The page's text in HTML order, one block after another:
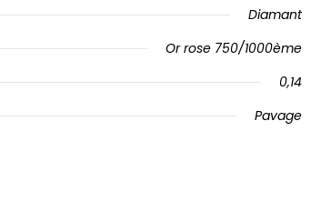
Diamant
Or rose 750/1000ème
0,14
Pavage